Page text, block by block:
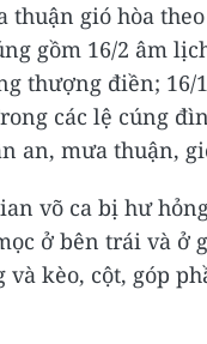
thuận gió hòa
gồm 16/2 âm
thượng điền; 16/
các lệ cúng
an, mưa thuận,
võ ca bị hư
ở bên trái và
và kèo, cột, góp